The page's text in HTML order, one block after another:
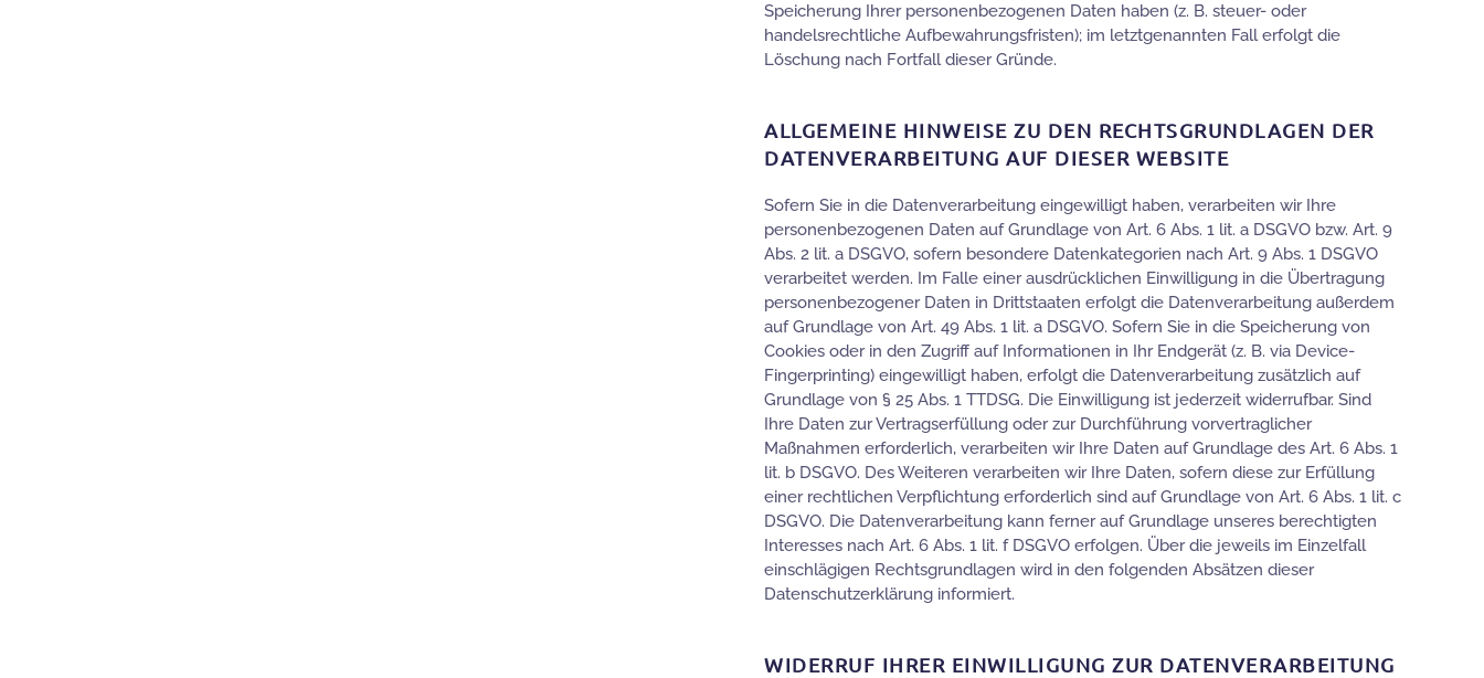
Speicherung Ihrer personenbezogenen Daten haben (z. B. steuer- oder
handelsrechtliche Aufbewahrungsfristen); im letztgenannten Fall erfolgt die
Löschung nach Fortfall dieser Gründe.
ALLGEMEINE HINWEISE ZU DEN RECHTSGRUNDLAGEN DER
DATENVERARBEITUNG AUF DIESER WEBSITE
Sofern Sie in die Datenverarbeitung eingewilligt haben, verarbeiten wir Ihre
personenbezogenen Daten auf Grundlage von Art. 6 Abs. 1 lit. a DSGVO bzw. Art. 9
Abs. 2 lit. a DSGVO, sofern besondere Datenkategorien nach Art. 9 Abs. 1 DSGVO
verarbeitet werden. Im Falle einer ausdrücklichen Einwilligung in die Übertragung
personenbezogener Daten in Drittstaaten erfolgt die Datenverarbeitung außerdem
auf Grundlage von Art. 49 Abs. 1 lit. a DSGVO. Sofern Sie in die Speicherung von
Cookies oder in den Zugriff auf Informationen in Ihr Endgerät (z. B. via Device-
Fingerprinting) eingewilligt haben, erfolgt die Datenverarbeitung zusätzlich auf
Grundlage von § 25 Abs. 1 TTDSG. Die Einwilligung ist jederzeit widerrufbar. Sind
Ihre Daten zur Vertragserfüllung oder zur Durchführung vorvertraglicher
Maßnahmen erforderlich, verarbeiten wir Ihre Daten auf Grundlage des Art. 6 Abs. 1
lit. b DSGVO. Des Weiteren verarbeiten wir Ihre Daten, sofern diese zur Erfüllung
einer rechtlichen Verpflichtung erforderlich sind auf Grundlage von Art. 6 Abs. 1 lit. c
DSGVO. Die Datenverarbeitung kann ferner auf Grundlage unseres berechtigten
Interesses nach Art. 6 Abs. 1 lit. f DSGVO erfolgen. Über die jeweils im Einzelfall
einschlägigen Rechtsgrundlagen wird in den folgenden Absätzen dieser
Datenschutzerklärung informiert.
WIDERRUF IHRER EINWILLIGUNG ZUR DATENVERARBEITUNG